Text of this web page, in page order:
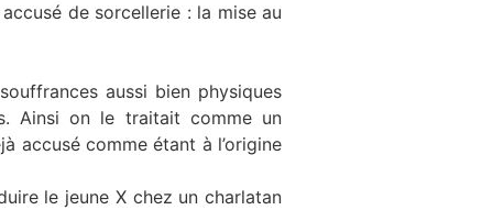
de sorcellerie : la mise au
aussi bien physiques
Ainsi on le traitait comme un
accusé comme étant à l’origine
le jeune X chez un charlatan